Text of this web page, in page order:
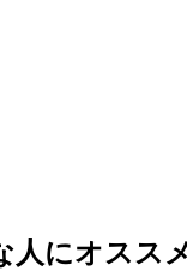
人にオスス